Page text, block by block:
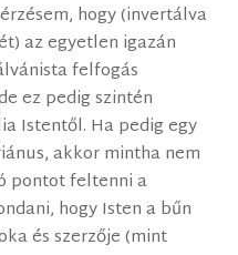
hogy (invertálva
az egyetlen igazán
felfogás
ez pedig szintén
Istentől. Ha pedig egy
akkor mintha nem
pontot feltenni a
hogy Isten a bűn
és szerzője (mint